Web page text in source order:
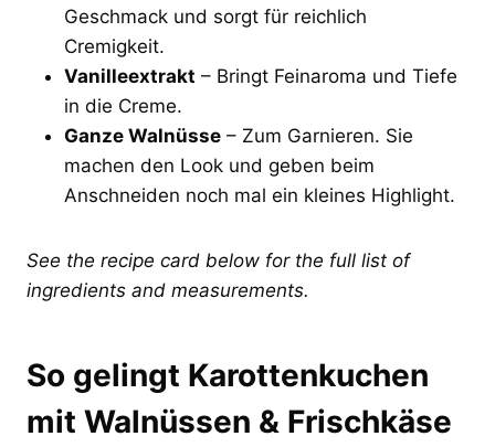
Geschmack und sorgt für reichlich
Cremigkeit.
Vanilleextrakt – Bringt Feinaroma und Tiefe
in die Creme.
Ganze Walnüsse – Zum Garnieren. Sie
machen den Look und geben beim
Anschneiden noch mal ein kleines Highlight.
See the recipe card below for the full list of
ingredients and measurements.
So gelingt Karottenkuchen
mit Walnüssen & Frischkäse